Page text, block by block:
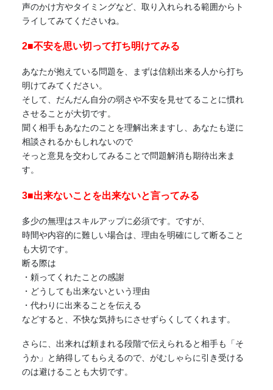
声のかけ方やタイミングなど、取り入れられる範囲からト
ライしてみてくださいね。
2■不安を思い切って打ち明けてみる
あなたが抱えている問題を、まずは信頼出来る人から打ち
明けてみてください。
そして、だんだん自分の弱さや不安を見せてることに慣れ
させることが大切です。
聞く相手もあなたのことを理解出来ますし、あなたも逆に
相談されるかもしれないので
そっと意見を交わしてみることで問題解消も期待出来ま
す。
3■出来ないことを出来ないと言ってみる
多少の無理はスキルアップに必須です。ですが、
時間や内容的に難しい場合は、理由を明確にして断ること
も大切です。
断る際は
・頼ってくれたことの感謝
・どうしても出来ないという理由
・代わりに出来ることを伝える
などすると、不快な気持ちにさせずらくしてくれます。
さらに、出来れば頼まれる段階で伝えられると相手も「そ
うか」と納得してもらえるので、がむしゃらに引き受ける
のは避けることも大切です。